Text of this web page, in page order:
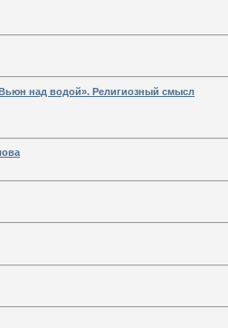
над водой». Религиозный смысл